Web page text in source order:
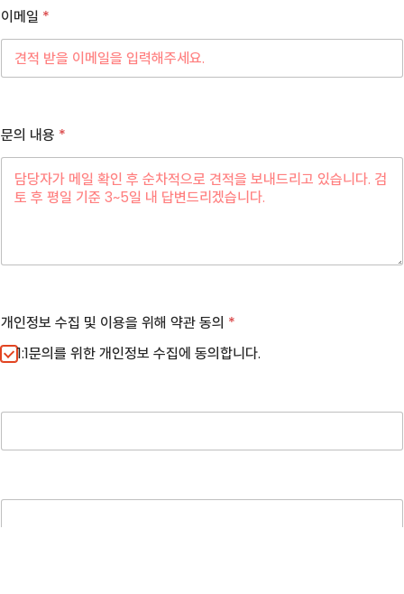
이메일 *
문의 내용 *
개인정보 수집 및 이용을 위해 약관 동의 *
1:1문의를 위한 개인정보 수집에 동의합니다.